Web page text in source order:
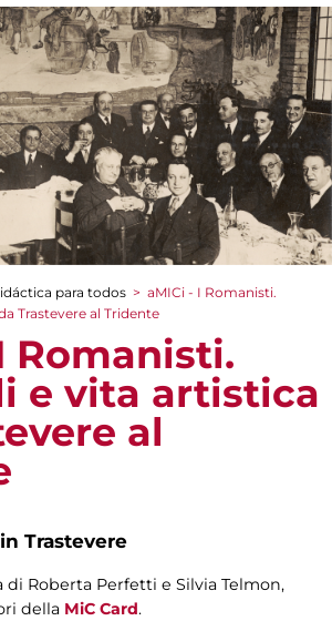
para todos > aMICi - I Romanisti.
Trastevere al Tridente
Romanisti.
e vita artistica
al
Trastevere
di Roberta Perfetti e Silvia Telmon,
della MiC Card.